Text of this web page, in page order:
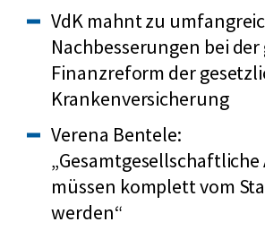
VdK mahnt zu
Nachbesserungen bei
Finanzreform der
Krankenversicherung
Verena Bentele:
müssen komplett vom
werden“